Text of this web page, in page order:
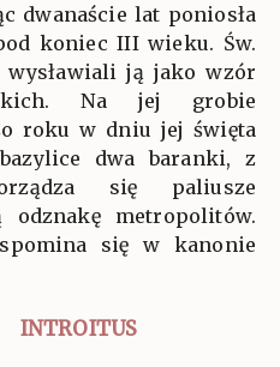
dwanaście lat poniosła
koniec III wieku. Św.
wysławiali ją jako wzór
Na jej grobie
roku w dniu jej święta
dwa baranki, z
się paliusze
odznakę metropolitów.
się w kanonie
INTROITUS